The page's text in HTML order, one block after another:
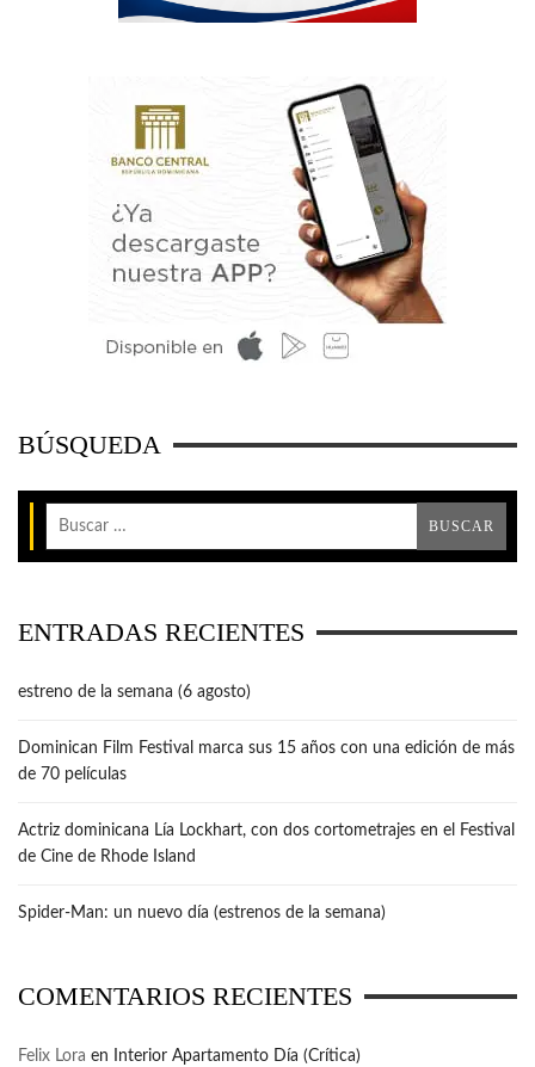
BÚSQUEDA
ENTRADAS RECIENTES
estreno de la semana (6 agosto)
Dominican Film Festival marca sus 15 años con una edición de más
de 70 películas
Actriz dominicana Lía Lockhart, con dos cortometrajes en el Festival
de Cine de Rhode Island
Spider-Man: un nuevo día (estrenos de la semana)
COMENTARIOS RECIENTES
Felix Lora en Interior Apartamento Día (Crítica)